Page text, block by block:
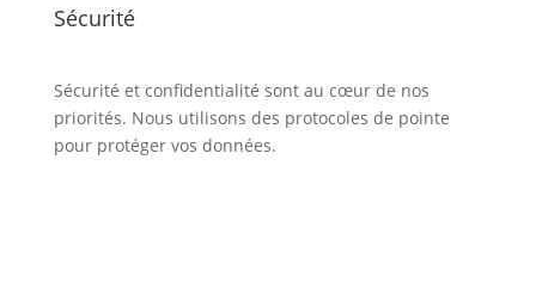
Sécurité
Sécurité et confidentialité sont au cœur de nos
priorités. Nous utilisons des protocoles de pointe
pour protéger vos données.